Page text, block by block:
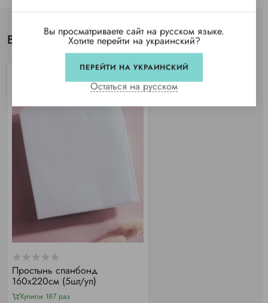
Вы просматривали
Простынь спанбонд
160х220см (5шт/уп)
Купили 187 раз
Вы просматриваете сайт на русском языке.
Хотите перейти на украинский?
ПЕРЕЙТИ НА УКРАИНСКИЙ
Остаться на русском